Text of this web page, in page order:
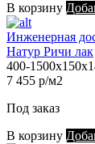
В корзину
Инженерная
Натур Ричи лак
400-
7 455 р/м2
Под заказ
В корзину